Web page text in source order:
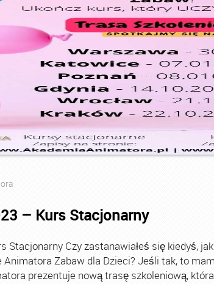
– Kurs Stacjonarny
Stacjonarny Czy zastanawiałeś się kiedyś,
Zabaw dla Dzieci? Jeśli tak, to
prezentuje nową trasę szkoleniową,